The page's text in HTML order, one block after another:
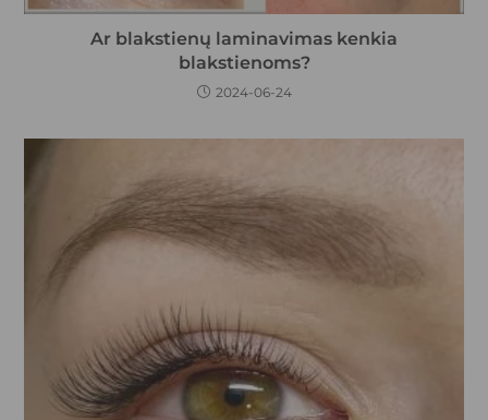
Ar blakstienų laminavimas kenkia
blakstienoms?
2024-06-24